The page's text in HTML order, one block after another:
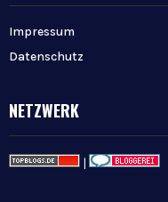
Impressum
Datenschutz
NETZWERK
|